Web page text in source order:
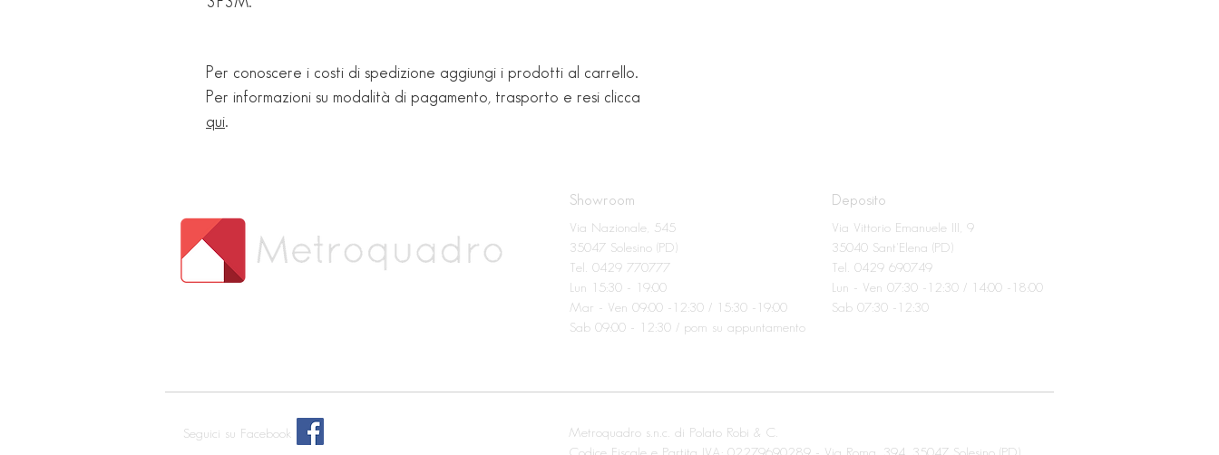
Per conoscere i costi di spedizione aggiungi i prodotti al carrello.
Per informazioni su modalità di pagamento, trasporto e resi clicca
qui.
Showroom
Via Nazionale, 545
35047 Solesino (PD)
Tel. 0429 770777
Lun 15:30 - 19:00
Mar - Ven 09:00 -12:30 / 15:30 -19:00
Sab 09:00 - 12:30 / pom su appuntamento
Deposito
Via Vittorio Emanuele III, 9
35040 Sant'Elena (PD)
Tel. 0429 690749
Lun - Ven 07:30 -12:30 / 14:00 -18:00
Sab 07:30 -12:30
Seguici su Facebook
Metroquadro s.n.c. di Polato Robi & C.